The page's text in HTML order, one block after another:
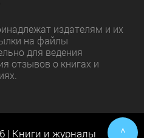
издателям и их
на файлы
для ведения
отзывов о книгах и
| Книги и журналы ^